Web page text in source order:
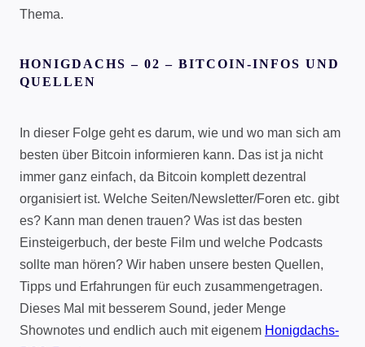
Thema.
HONIGDACHS – 02 – BITCOIN-INFOS UND
QUELLEN
In dieser Folge geht es darum, wie und wo man sich am
besten über Bitcoin informieren kann. Das ist ja nicht
immer ganz einfach, da Bitcoin komplett dezentral
organisiert ist. Welche Seiten/Newsletter/Foren etc. gibt
es? Kann man denen trauen? Was ist das besten
Einsteigerbuch, der beste Film und welche Podcasts
sollte man hören? Wir haben unsere besten Quellen,
Tipps und Erfahrungen für euch zusammengetragen.
Dieses Mal mit besserem Sound, jeder Menge
Shownotes und endlich auch mit eigenem Honigdachs-